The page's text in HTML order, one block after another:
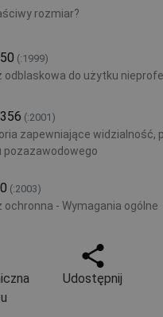
rozmiar?
(:1999)
odblaskowa do użytku
(:2001)
zapewniające widzialność,
pozazawodowego
(:2003)
ochronna - Wymagania ogólne
Udostępnij